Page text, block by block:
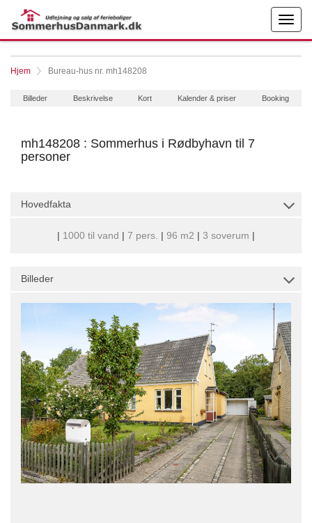
Hjem Bureau-hus nr. mh148208
Billeder Beskrivelse Kort Kalender & priser Booking
mh148208 : Sommerhus i Rødbyhavn til 7
personer
Hovedfakta
| 1000 til vand | 7 pers. | 96 m2 | 3 soverum |
Billeder